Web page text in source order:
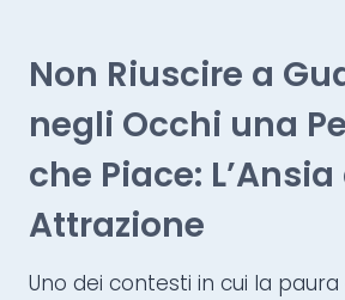
Non Riuscire a
negli Occhi una
che Piace:
Attrazione
Uno dei contesti in cui la